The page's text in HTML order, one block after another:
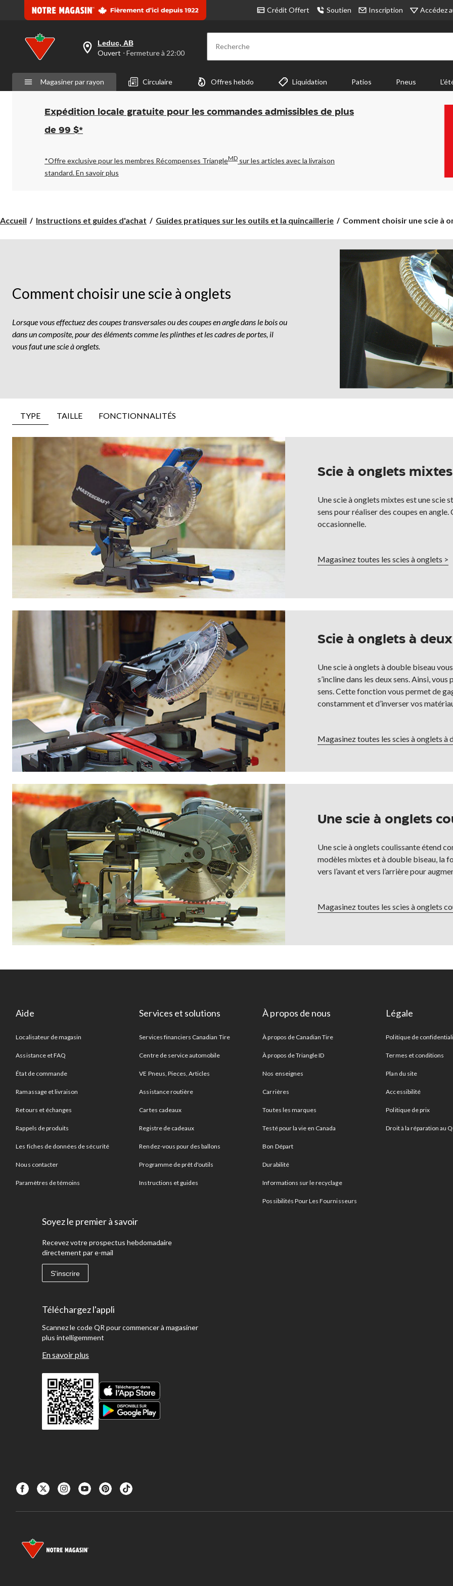
Crédit Offert Soutien Inscription Accédez
votre
est
Leduc,
AB,
Ouvert,
Fermeture
à
pour
changer
Leduc, AB
Ouvert ⋅ Fermeture à 22:00 Recherche
Magasiner par rayon Circulaire Offres hebdo Liquidation Patios Pneus
Expédition locale gratuite pour les commandes admissibles de plus
de 99 $*
*Offre exclusive pour les membres Récompenses TriangleMD sur les articles avec la livraison
standard.En savoir plus
Accueil Instructions et guides d'achat Guides pratiques sur les outils et la quincaillerie
Comment
une
scie
à
onglets
Comment choisir une scie à
Comment choisir une scie à onglets
Lorsque vous effectuez des coupes transversales ou des coupes en angle dans le bois ou
dans un composite, pour des éléments comme les plinthes et les cadres de portes, il
vous faut une scie à onglets.
TYPE TAILLE FONCTIONNALITÉS
Scie à onglets mixtes
Une scie à onglets mixtes est une scie
sens pour réaliser des coupes en
occasionnelle.
Magasinez toutes les scies à onglets >
Scie à onglets à
Une scie à onglets à double biseau
s’incline dans les deux sens. Ainsi,
sens. Cette fonction vous permet de
constamment et d’inverser vos
Magasinez toutes les scies à onglets à
Une scie à onglets
Une scie à onglets coulissante étend
modèles mixtes et à double biseau, la
vers l’avant et vers l’arrière pour
Magasinez toutes les scies à onglets
Aide
Localisateur de magasin
Assistance et FAQ
État de commande
Ramassage et livraison
Retours et échanges
Rappels de produits
Les fiches de données de sécurité
Nous contacter
Paramètres de témoins
Services et solutions
Services financiers Canadian Tire
Centre de service automobile
VE Pneus, Pieces, Articles
Assistance routière
Cartes cadeaux
Registre de cadeaux
Rendez-vous pour des ballons
Programme de prêt d'outils
Instructions et guides
À propos de nous
À propos de Canadian Tire
À propos de Triangle ID
Nos enseignes
Carrières
Toutes les marques
Testé pour la vie en Canada
Bon Départ
Durabilité
Informations sur le recyclage
Possibilités Pour Les Fournisseurs
Légale
Politique de
Termes et conditions
Plan du site
Accessibilité
Politique de prix
Droit à la réparation au
Soyez le premier à savoir
Recevez votre prospectus hebdomadaire
directement par e-mail
S'inscrire
Téléchargez l'appli
Scannez le code QR pour commencer à magasiner
plus intelligemment
En savoir plus